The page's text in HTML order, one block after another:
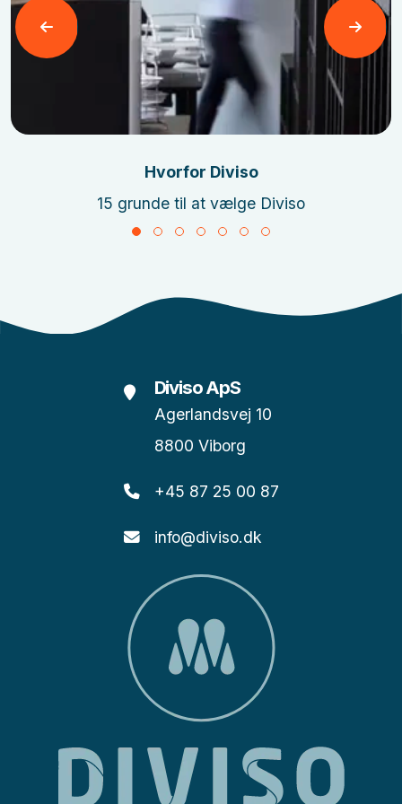
Læs mere
Hvorfor Diviso
15 grunde til at vælge Diviso
Diviso ApS
Agerlandsvej 10
8800 Viborg
+45 87 25 00 87
info@diviso.dk